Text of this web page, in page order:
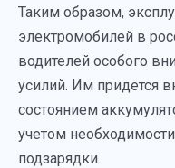
Таким образом,
электромобилей в
водителей особого
усилий. Им придется
состоянием
учетом
подзарядки.